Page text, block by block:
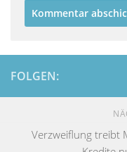
FOLGEN:
Verzweiflung treibt